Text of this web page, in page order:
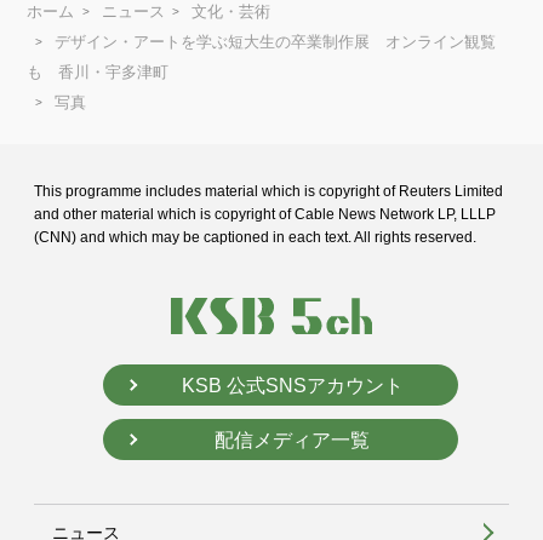
ホーム ニュース
文化・芸術
デザイン・アートを学ぶ短大生の卒業制作展 オンライン観覧
も 香川・宇多津町
写真
This programme includes material which is copyright of Reuters Limited
and other material which is copyright of Cable News Network LP, LLLP
(CNN) and which may be captioned in each text. All rights reserved.
KSB 公式SNSアカウント
配信メディア一覧
ニュース